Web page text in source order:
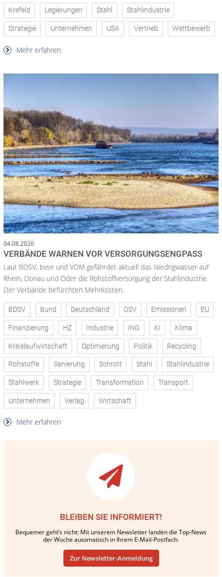
Krefeld Legierungen Stahl Stahlindustrie
Strategie Unternehmen USA Vertrieb Wettbewerb
Mehr erfahren
04.08.2026
VERBÄNDE WARNEN VOR VERSORGUNGSENGPASS
Laut BDSV, bvse und VDM gefährdet aktuell das Niedrigwasser auf
Rhein, Donau und Oder die Rohstoffversorgung der Stahlindustrie.
Der Verbände befürchten Mehrkosten.
BDSV Bund Deutschland DSV Emissionen EU
Finanzierung HZ Industrie ING KI Klima
Kreislaufwirtschaft Optimierung Politik Recycling
Rohstoffe Sanierung Schrott Stahl Stahlindustrie
Stahlwerk Strategie Transformation Transport
Unternehmen Verlag Wirtschaft
Mehr erfahren
BLEIBEN SIE INFORMIERT!
Bequemer geht’s nicht: Mit unserem Newsletter landen die Top-News
der Woche automatisch in Ihrem E-Mail-Postfach.
Zur Newsletter-Anmeldung